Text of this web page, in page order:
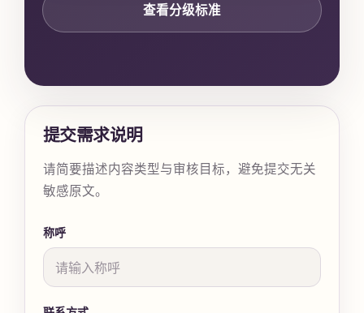
查看分级标准
提交需求说明
请简要描述内容类型与审核目标，避免提交无关
敏感原文。
称呼